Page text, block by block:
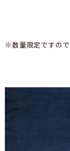
※数量限定ですので